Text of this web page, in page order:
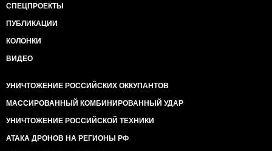
СПЕЦПРОЕКТЫ
ПУБЛИКАЦИИ
КОЛОНКИ
ВИДЕО
УНИЧТОЖЕНИЕ РОССИЙСКИХ ОККУПАНТОВ
МАССИРОВАННЫЙ КОМБИНИРОВАННЫЙ УДАР
УНИЧТОЖЕНИЕ РОССИЙСКОЙ ТЕХНИКИ
АТАКА ДРОНОВ НА РЕГИОНЫ РФ